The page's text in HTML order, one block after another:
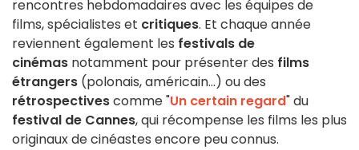
rencontres hebdomadaires avec les équipes de
films, spécialistes et critiques. Et chaque année
reviennent également les festivals de
cinémas notamment pour présenter des films
étrangers (polonais, américain...) ou des
rétrospectivescomme "Un certain regard" du
festival de Cannes, qui récompense les films les plus
originaux de cinéastes encore peu connus.